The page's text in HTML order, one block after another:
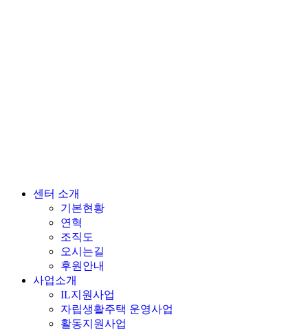
센터 소개
기본현황
연혁
조직도
오시는길
후원안내
사업소개
IL지원사업
자립생활주택 운영사업
활동지원사업